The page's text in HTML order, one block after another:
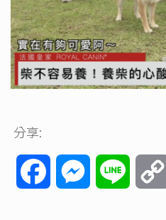
分享:
FacebookMessenger
Line